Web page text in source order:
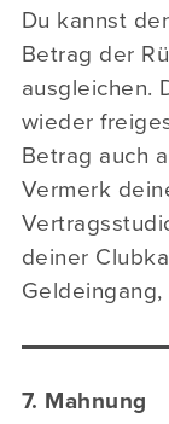
Du kannst
Betrag der
ausgleichen.
wieder
Betrag auch
Vermerk
deiner
7. Mahnung